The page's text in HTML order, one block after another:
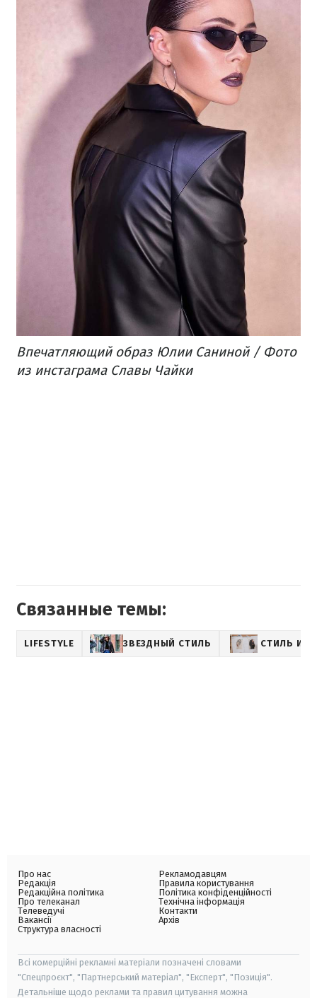
Впечатляющий образ Юлии Саниной / Фото
из инстаграма Славы Чайки
Связанные темы:
LIFESTYLE ЗВЕЗДНЫЙ СТИЛЬ СТИЛЬ И
Про нас
Редакція
Редакційна політика
Про телеканал
Телеведучі
Вакансії
Структура власності
Рекламодавцям
Правила користування
Політика конфіденційності
Технічна інформація
Контакти
Архів
Всі комерційні рекламні матеріали позначені словами
"Спецпроєкт", "Партнерський матеріал", "Експерт", "Позиція".
Детальніше щодо реклами та правил цитування можна